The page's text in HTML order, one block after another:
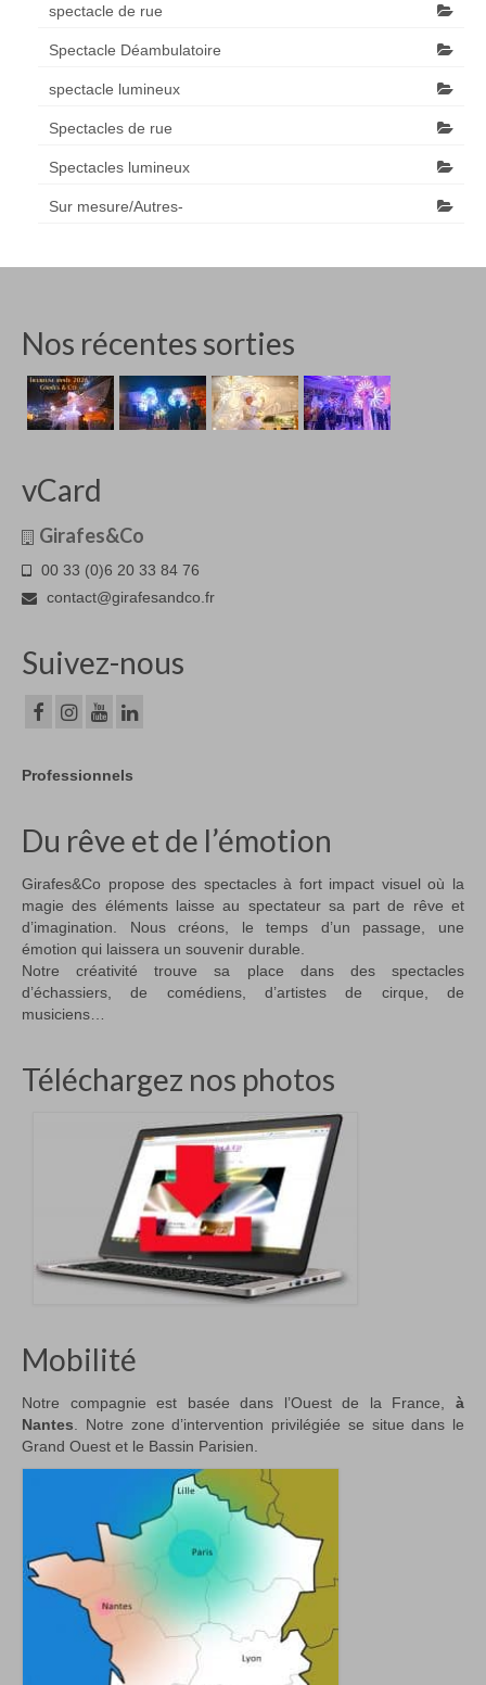
spectacle de rue
Spectacle Déambulatoire
spectacle lumineux
Spectacles de rue
Spectacles lumineux
Sur mesure/Autres-
Nos récentes sorties
vCard
Girafes&Co
00 33 (0)6 20 33 84 76
contact@girafesandco.fr
Suivez-nous
Professionnels
Du rêve et de l’émotion
Girafes&Co propose des spectacles à fort impact visuel où la
magie des éléments laisse au spectateur sa part de rêve et
d’imagination. Nous créons, le temps d’un passage, une
émotion qui laissera un souvenir durable.
Notre créativité trouve sa place dans des spectacles
d’échassiers, de comédiens, d’artistes de cirque, de
musiciens…
Téléchargez nos photos
Mobilité
Notre compagnie est basée dans l’Ouest de la France, à
Nantes . Notre zone d’intervention privilégiée se situe dans le
Grand Ouest et le Bassin Parisien.